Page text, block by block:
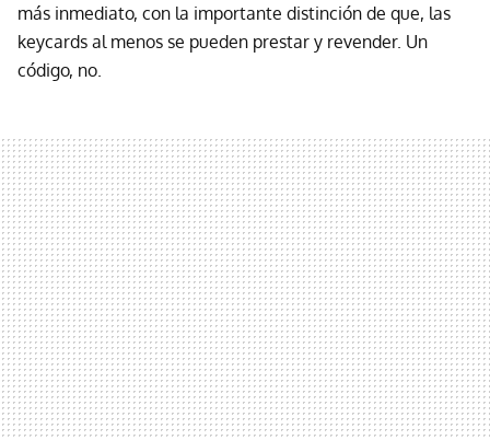
más inmediato, con la importante distinción de que, las
keycards al menos se pueden prestar y revender. Un
código, no.